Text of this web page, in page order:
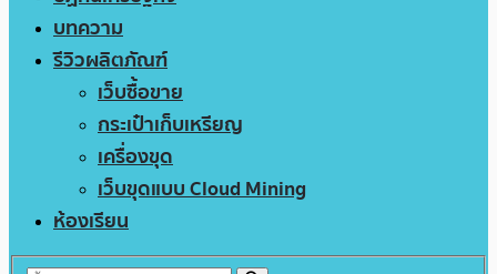
บทความ
รีวิวผลิตภัณฑ์
เว็บซื้อขาย
กระเป๋าเก็บเหรียญ
เครื่องขุด
เว็บขุดแบบ Cloud Mining
ห้องเรียน